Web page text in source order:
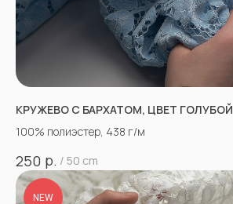
КРУЖЕВО С БАРХАТОМ, ЦВЕТ ГОЛУБОЙ
100% полиэстер, 438 г/м
250 р. / 50 cm
NEW